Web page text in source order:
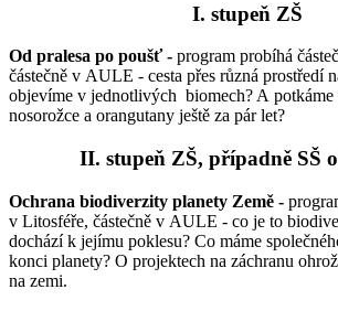
I. stupeň ZŠ
Od pralesa po poušť - program probíhá
částečně v AULE - cesta přes různá prostředí
objevíme v jednotlivých biomech? A potkáme
nosorožce a orangutany ještě za pár let?
II. stupeň ZŠ, případně SŠ
Ochrana biodiverzity planety Země -
v Litosféře, částečně v AULE - co je to
dochází k jejímu poklesu? Co máme
konci planety? O projektech na záchranu
na zemi.